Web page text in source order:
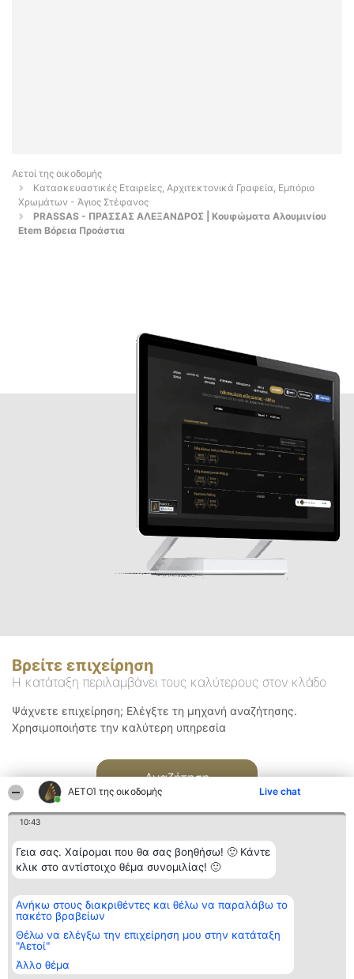
ΑΕΤΟΊ της οικοδομής Live chat
10:43
Γεια σας. Χαίρομαι που θα σας βοηθήσω! 🙂 Κάντε
κλικ στο αντίστοιχο θέμα συνομιλίας! 🙂
Ανήκω στους διακριθέντες και θέλω να παραλάβω το
πακέτο βραβείων
Θέλω να ελέγξω την επιχείρηση μου στην κατάταξη
"Αετοί"
Άλλο θέμα
Αετοί της οικοδομής
Κατασκευαστικές Εταιρείες, Αρχιτεκτονικά Γραφεία, Εμπόριο
Χρωμάτων - Άγιος Στέφανος
PRASSAS - ΠΡΑΣΣΑΣ ΑΛΕΞΑΝΔΡΟΣ | Κουφώματα Αλουμινίου
Etem Βόρεια Προάστια
Βρείτε επιχείρηση
Η κατάταξη περιλαμβάνει τους καλύτερους στον κλάδο
Ψάχνετε επιχείρηση; Ελέγξτε τη μηχανή αναζήτησης.
Χρησιμοποιήστε την καλύτερη υπηρεσία
Αναζήτηση
Διοργανωτής της
κατάταξης
BEAUTIFUL COMPANY
ΤΗΛ. ΕΠΙΚΟΙΝΩΝΙΑΣ:
2104128019
email:
aetoi@beautifulcompany.co
Κατάταξη
Διακριθέντες
των
διακριθέντων
προϋποθέσεις
Επικοινωνία
Επικοινωνία